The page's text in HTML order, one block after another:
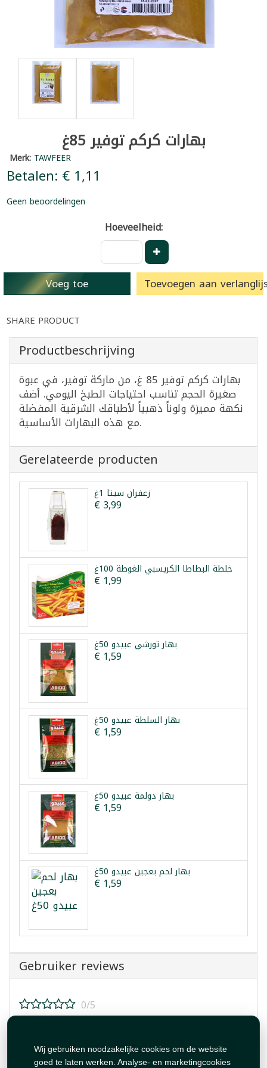
Wij gebruiken noodzakelijke cookies om de website
goed te laten werken. Analyse- en marketingcookies
بهارات كركم توفير 85غ
Merk: TAWFEER
Betalen: € 1,11
Geen beoordelingen
Hoeveelheid:
Voeg toe Toevoegen aan
SHARE PRODUCT
Productbeschrijving
بهارات كركم توفير 85 غ، من ماركة توفير، في عبوة
صغيرة الحجم تناسب احتياجات الطبخ اليومي. أضف
نكهة مميزة ولوناً ذهبياً لأطباقك الشرقية المفضلة
مع هذه البهارات الأساسية.
Gerelateerde producten
زعفران سيتا 1غ
€ 3,99
خلطة البطاطا الكريسبي الغوطة 100غ
€ 1,99
بهار تورشي عبيدو 50غ
€ 1,59
بهار السلطة عبيدو 50غ
€ 1,59
بهار دولمة عبيدو 50غ
€ 1,59
بهار لحم بعجين عبيدو 50غ
€ 1,59
Gebruiker reviews
0/5